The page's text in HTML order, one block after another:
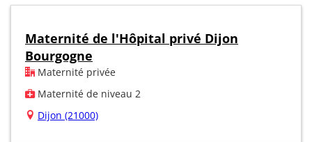
Maternité de l'Hôpital privé Dijon
Bourgogne
Maternité privée
Maternité de niveau 2
Dijon (21000)